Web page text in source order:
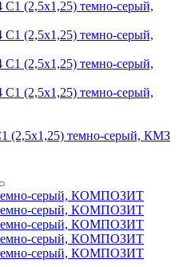
(2,5х1,25) темно-серый, КМЗ